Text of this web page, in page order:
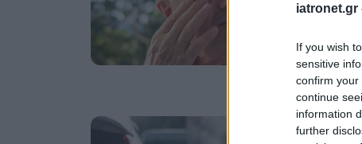
iatronet.gr
If you wish
sensitive
confirm your
continue
information
further